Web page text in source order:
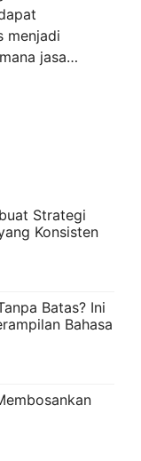
menjadi
jasa
Strategi
Konsisten
Batas? Ini
Bahasa